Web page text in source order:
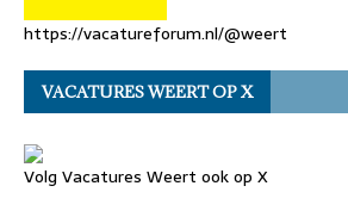
https://vacatureforum.nl/@weert
VACATURES WEERT OP X
Volg Vacatures Weert ook op X